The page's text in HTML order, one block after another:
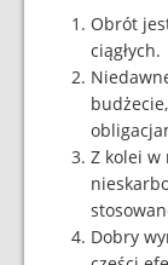
Obrót
ciągłych.
Z kolei
Dobry